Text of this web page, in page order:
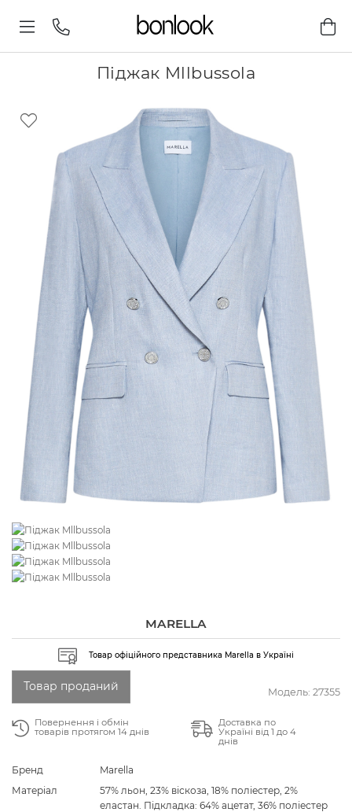
Піджак Mllbussola
MARELLA
Товар офіційного представника Marella в Україні
Модель: 27355
Товар проданий
Повернення і обмін
товарів протягом 14 днів
Доставка по
Україні від 1 до 4
днів
Бренд
Marella
Матеріал
57% льон, 23% віскоза, 18% поліестер, 2%
еластан. Підкладка: 64% ацетат, 36% поліестер